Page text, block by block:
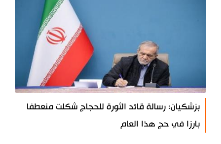
بزشكيان: رسالة قائد الثورة للحجاج شكلت منعطفا
بارزا في حج هذا العام